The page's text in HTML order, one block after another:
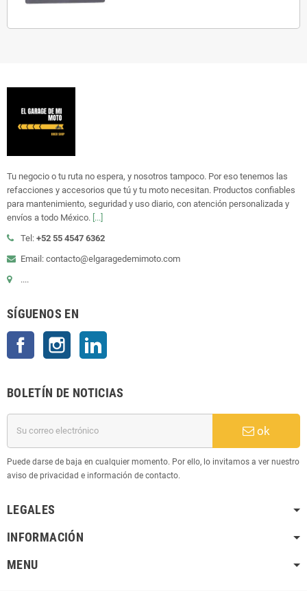
Tu negocio o tu ruta no espera, y nosotros tampoco. Por eso tenemos las
refacciones y accesorios que tú y tu moto necesitan. Productos confiables
para mantenimiento, seguridad y uso diario, con atención personalizada y
envíos a todo México. [...]
Tel: +52 55 4547 6362
Email: contacto@elgaragedemimoto.com
....
SÍGUENOS EN
Facebook Instagram
BOLETÍN DE NOTICIAS
ok
Puede darse de baja en cualquier momento. Por ello, lo invitamos a ver nuestro
aviso de privacidad e información de contacto.
LEGALES
INFORMACIÓN
MENU